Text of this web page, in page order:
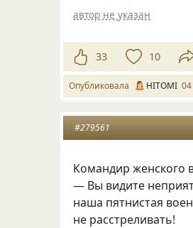
автор не указан
33 10
Опубликовала HITOMI
#279561
Командир женского
— Вы видите
наша пятнистая
не расстреливать!